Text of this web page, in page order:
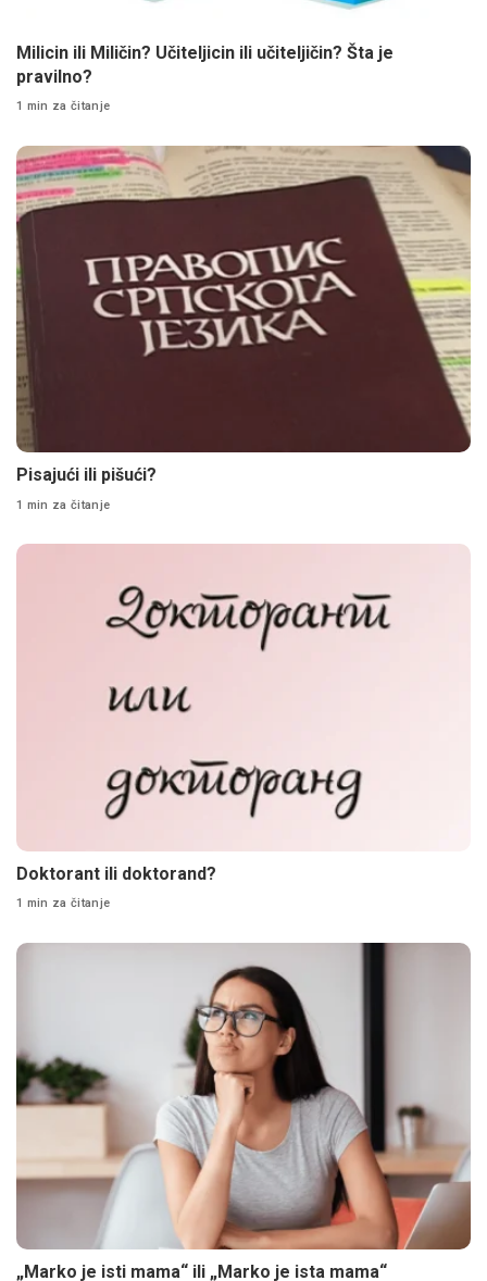
Milicin ili Miličin? Učiteljicin ili učiteljičin? Šta je
pravilno?
1 min za čitanje
Pisajući ili pišući?
1 min za čitanje
Doktorant ili doktorand?
1 min za čitanje
„Marko je isti mama“ ili „Marko je ista mama“